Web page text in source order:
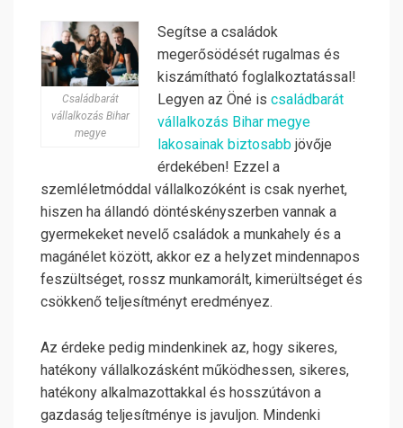
Családbarát
vállalkozás Bihar
megye
Segítse a családok
megerősödését rugalmas és
kiszámítható foglalkoztatással!
Legyen az Öné is családbarát
vállalkozás Bihar megye
lakosainak biztosabb jövője
érdekében! Ezzel a
szemléletmóddal vállalkozóként is csak nyerhet,
hiszen ha állandó döntéskényszerben vannak a
gyermekeket nevelő családok a munkahely és a
magánélet között, akkor ez a helyzet mindennapos
feszültséget, rossz munkamorált, kimerültséget és
csökkenő teljesítményt eredményez.
Az érdeke pedig mindenkinek az, hogy sikeres,
hatékony vállalkozásként működhessen, sikeres,
hatékony alkalmazottakkal és hosszútávon a
gazdaság teljesítménye is javuljon. Mindenki